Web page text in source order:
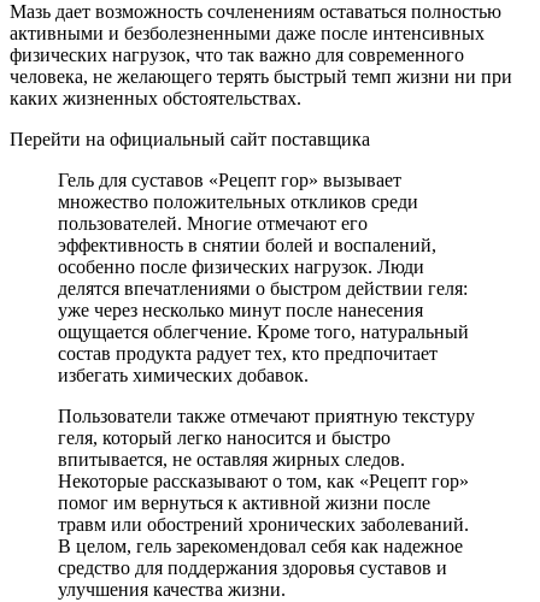
Мазь дает возможность сочленениям оставаться полностью
активными и безболезненными даже после интенсивных
физических нагрузок, что так важно для современного
человека, не желающего терять быстрый темп жизни ни при
каких жизненных обстоятельствах.
Перейти на официальный сайт поставщика
Гель для суставов «Рецепт гор» вызывает
множество положительных откликов среди
пользователей. Многие отмечают его
эффективность в снятии болей и воспалений,
особенно после физических нагрузок. Люди
делятся впечатлениями о быстром действии геля:
уже через несколько минут после нанесения
ощущается облегчение. Кроме того, натуральный
состав продукта радует тех, кто предпочитает
избегать химических добавок.
Пользователи также отмечают приятную текстуру
геля, который легко наносится и быстро
впитывается, не оставляя жирных следов.
Некоторые рассказывают о том, как «Рецепт гор»
помог им вернуться к активной жизни после
травм или обострений хронических заболеваний.
В целом, гель зарекомендовал себя как надежное
средство для поддержания здоровья суставов и
улучшения качества жизни.